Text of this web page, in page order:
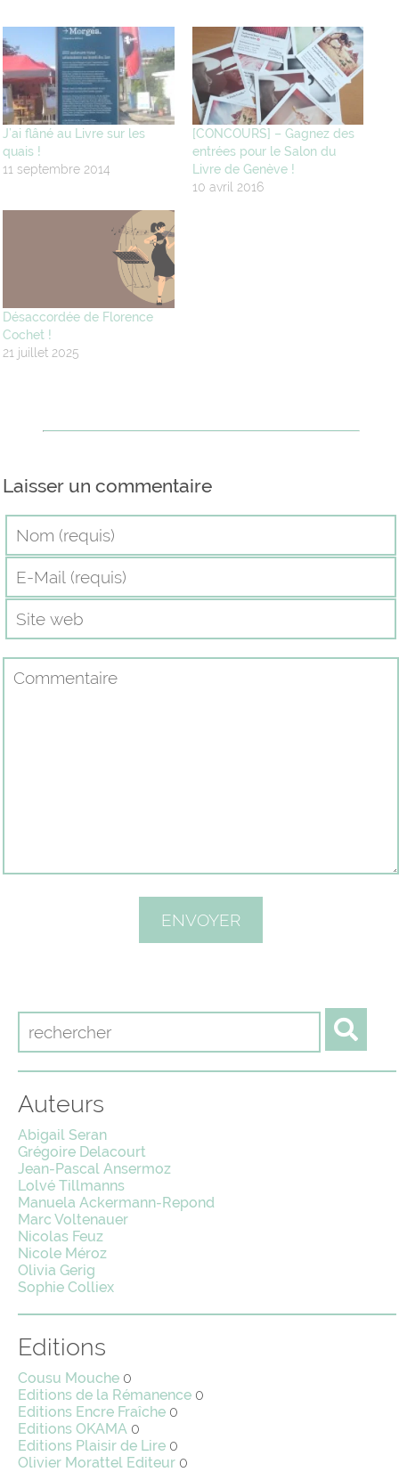
J’ai flâné au Livre sur les
quais !
11 septembre 2014
[CONCOURS] – Gagnez des
entrées pour le Salon du
Livre de Genève !
10 avril 2016
Désaccordée de Florence
Cochet !
21 juillet 2025
Laisser un commentaire
Auteurs
Abigail Seran
Grégoire Delacourt
Jean-Pascal Ansermoz
Lolvé Tillmanns
Manuela Ackermann-Repond
Marc Voltenauer
Nicolas Feuz
Nicole Méroz
Olivia Gerig
Sophie Colliex
Editions
Cousu Mouche 0
Editions de la Rémanence 0
Editions Encre Fraîche 0
Editions OKAMA 0
Editions Plaisir de Lire 0
Olivier Morattel Editeur 0